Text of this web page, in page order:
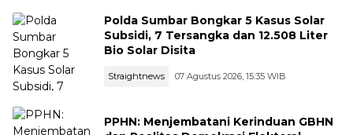
Polda Sumbar Bongkar 5 Kasus Solar
Subsidi, 7 Tersangka dan 12.508 Liter
Bio Solar Disita
Straightnews 07 Agustus 2026, 15:35 WIB
PPHN: Menjembatani Kerinduan GBHN